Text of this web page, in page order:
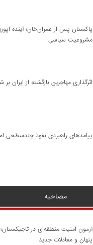
پاکستان پس از عمران‌خان؛ آینده
مشروعیت سیاسی
اثرگذاری مهاجرین بازگشته از ایران
پیامدهای راهبردی نفوذ چندسطحی
مصاحبه
آزمون امنیت منطقه‌ای در تاجیکستان؛
پنهان و معادلات جدید